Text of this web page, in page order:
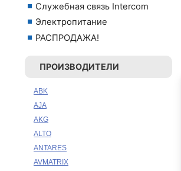
Служебная связь Intercom
Электропитание
РАСПРОДАЖА!
ПРОИЗВОДИТЕЛИ
ABK
AJA
AKG
ALTO
ANTARES
AVMATRIX